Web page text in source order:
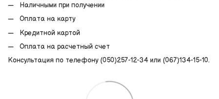
Наличными при получении
Оплата на карту
Кредитной картой
Оплата на расчетный счет
Консультация по телефону (050)257-12-34 или (067)134-15-10.